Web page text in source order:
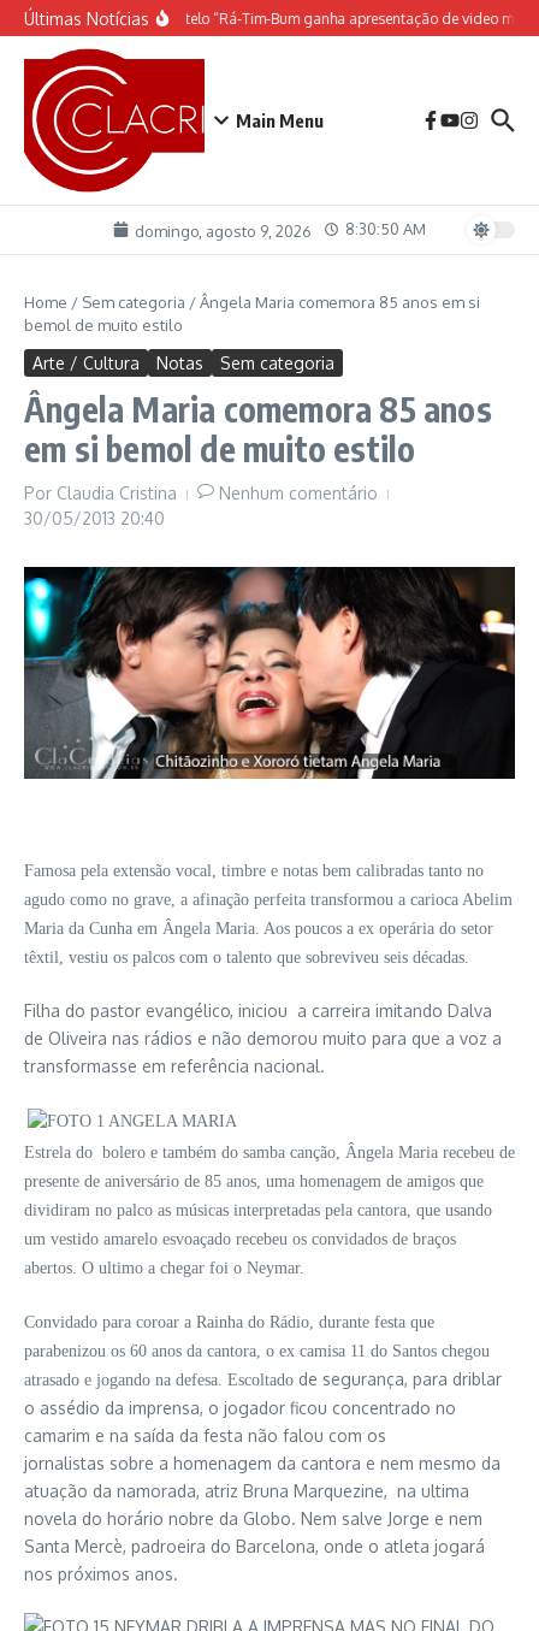
Ir para o conteúdo
Últimas Notícias
O espetáculo do Castelo “Rá-Tim-Bum ganha apresentação de video
Main Menu
domingo, agosto 9, 2026 8:30:51 AM
Home / Sem categoria /Ângela Maria comemora 85 anos em si
bemol de muito estilo
Arte / Cultura Notas Sem categoria
Ângela Maria comemora 85 anos
em si bemol de muito estilo
Por Claudia Cristina
Nenhum comentário
30/05/2013 20:40
Famosa pela extensão vocal, timbre e notas bem calibradas tanto no
agudo como no grave, a afinação perfeita transformou a carioca Abelim
Maria da Cunha em Ângela Maria. Aos poucos a ex operária do setor
têxtil, vestiu os palcos com o talento que sobreviveu seis décadas.
Filha do pastor evangélico, iniciou a carreira imitando Dalva
de Oliveira nas rádios e não demorou muito para que a voz a
transformasse em referência nacional.
Estrela do bolero e também do samba canção, Ângela Maria recebeu de
presente de aniversário de 85 anos, uma homenagem de amigos que
dividiram no palco as músicas interpretadas pela cantora, que usando
um vestido amarelo esvoaçado recebeu os convidados de braços
abertos. O ultimo a chegar foi o Neymar.
Convidado para coroar a Rainha do Rádio, durante festa que
parabenizou os 60 anos da cantora, o ex camisa 11 do Santos chegou
atrasado e jogando na defesa. Escoltado de segurança, para driblar
o assédio da imprensa, o jogador ficou concentrado no
camarim e na saída da festa não falou com os
jornalistas sobre a homenagem da cantora e nem mesmo da
atuação da namorada, atriz Bruna Marquezine, na ultima
novela do horário nobre da Globo. Nem salve Jorge e nem
Santa Mercè, padroeira do Barcelona, onde o atleta jogará
nos próximos anos.